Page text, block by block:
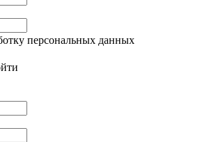
персональных данных